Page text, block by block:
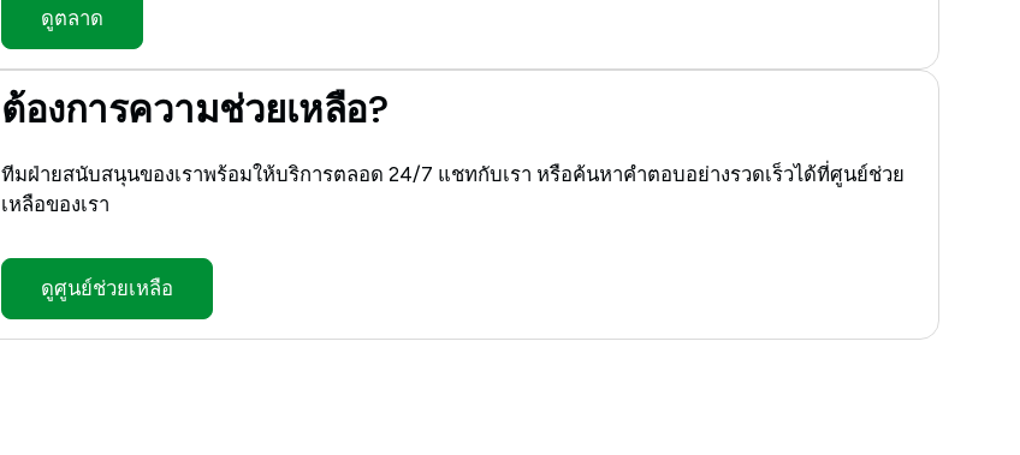
ดูตลาด
ต้องการความช่วยเหลือ?
ทีมฝ่ายสนับสนุนของเราพร้อมให้บริการตลอด 24/7 แชทกับเรา หรือค้นหาคำตอบอย่างรวดเร็วได้ที่ศูนย์ช่วย
เหลือของเรา
ดูศูนย์ช่วยเหลือ